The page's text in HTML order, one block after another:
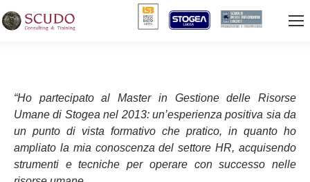
“Ho partecipato al Master in Gestione delle Risorse
Umane di Stogea nel 2013: un’esperienza positiva sia da
un punto di vista formativo che pratico, in quanto ho
ampliato la mia conoscenza del settore HR, acquisendo
strumenti e tecniche per operare con successo nelle